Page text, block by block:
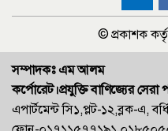
© প্রকাশক
সম্পাদকঃ এম আলম
কর্পোরেট।প্রযুক্তি বাণিজ্যের সেরা
এপার্টমেন্ট সি১,প্লট-১২,ব্লক-এ,